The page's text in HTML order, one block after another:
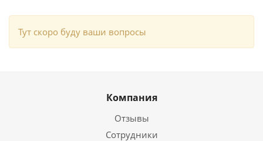
Тут скоро буду ваши вопросы
Компания
Отзывы
Сотрудники